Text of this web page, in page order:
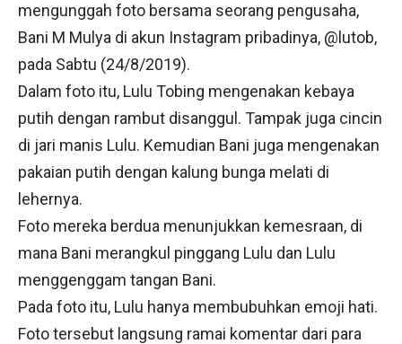
mengunggah foto bersama seorang pengusaha,
Bani M Mulya di akun Instagram pribadinya, @lutob,
pada Sabtu (24/8/2019).
Dalam foto itu, Lulu Tobing mengenakan kebaya
putih dengan rambut disanggul. Tampak juga cincin
di jari manis Lulu. Kemudian Bani juga mengenakan
pakaian putih dengan kalung bunga melati di
lehernya.
Foto mereka berdua menunjukkan kemesraan, di
mana Bani merangkul pinggang Lulu dan Lulu
menggenggam tangan Bani.
Pada foto itu, Lulu hanya membubuhkan emoji hati.
Foto tersebut langsung ramai komentar dari para